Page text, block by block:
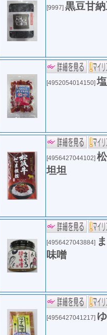
[9997] 黒豆甘
[4952054014150]
[4956427044102]
坦坦
[4956427043884]
味噌
[4956427041217]